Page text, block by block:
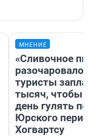
МНЕНИЕ
«Сливочное
разочаровало»:
туристы
тысяч, чтобы
день гулять по
Юрского
Хогвартсу